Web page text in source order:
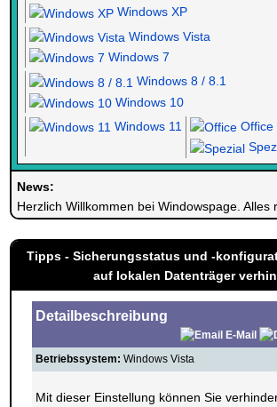
Windows XP
Windows Vista
Windows 7
Windows 8 / 8.1
Windows 10
Windows 11
Office
News:
Herzlich Willkommen bei Windowspage. Alles
Tipps - Sicherungsstatus und -
auf lokalen Datenträger
Detailbeschreibung
E-Mail
Betriebssystem: Windows Vista
Mit dieser Einstellung können Sie